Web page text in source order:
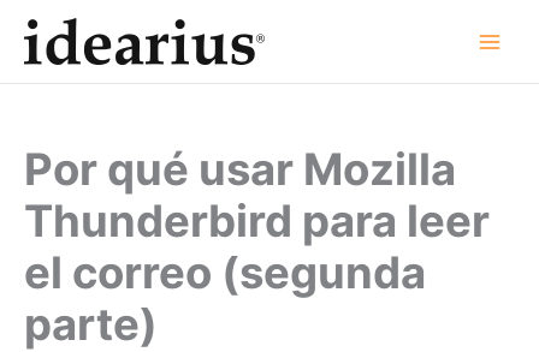
contenido
Por qué usar Mozilla
Thunderbird para leer
el correo (segunda
parte)